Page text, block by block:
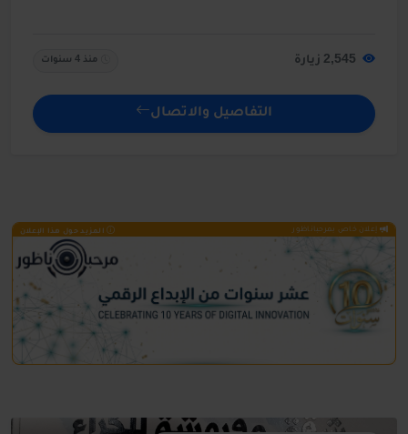
منذ 4 سنوات
التفاصيل والاتصال
إعلان خاص بمرحباناظور المزيد حول هذا الإعلان